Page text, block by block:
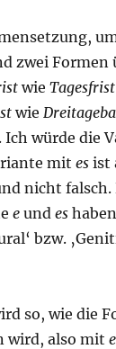
zwei
wieTagesfrist
wie
. Ich würde die
mites ist
nicht falsch.
e undes
bzw.
so, wie die
wird, also mite